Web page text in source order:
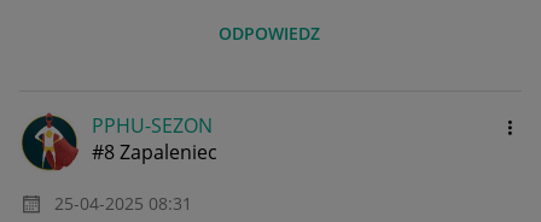
ODPOWIEDZ
PPHU-SEZON
#8 Zapaleniec
‎25-04-2025 08:31